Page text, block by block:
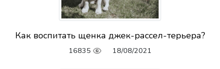
Как воспитать щенка джек-рассел-терьера?
16835 18/08/2021